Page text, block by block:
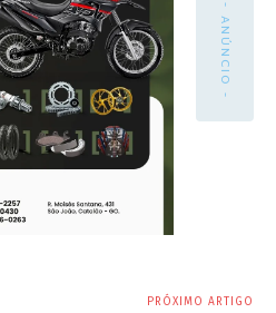
- ANÚNCIO -
PRÓXIMO ARTIGO